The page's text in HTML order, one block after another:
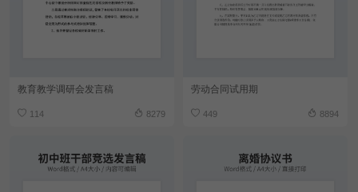
教育教学调研会发言稿
114 8279
劳动合同试用期
449 8894